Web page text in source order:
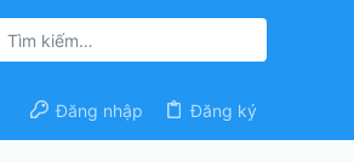
Đăng nhập Đăng ký